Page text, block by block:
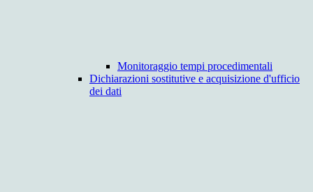
Monitoraggio tempi procedimentali
Dichiarazioni sostitutive e acquisizione d'ufficio
dei dati